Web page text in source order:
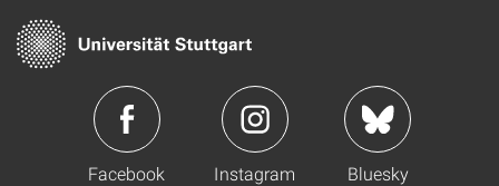
Facebook Instagram Bluesky